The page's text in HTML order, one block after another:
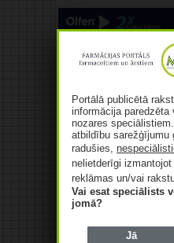
Reklāma
Portālā publicētā
informācija paredzēta
nozares
atbildību sarežģījumu
radušies,
nelietderīgi
reklāmas un/vai
Vai esat speciālists
jomā?
Jā